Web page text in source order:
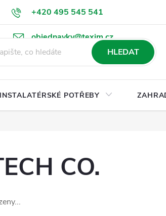
+420 495 545 541
objednavky@texim.cz
ochrany osobních údajů Ke stažení
HLEDAT
INSTALATÉRSKÉ POTŘEBY
CO.